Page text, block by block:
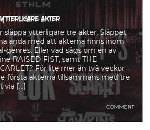
ytterligare akter
släppa ytterligare tre akter. Släppet
anda med att akterna finns inom
genres. Eller vad sägs om en av
RAISED FIST, samt THE
För lite mer än två veckor
första akterna tillsammans med tre
via […]
COMMENT